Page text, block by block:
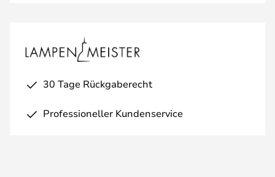
30 Tage Rückgaberecht
Professioneller Kundenservice